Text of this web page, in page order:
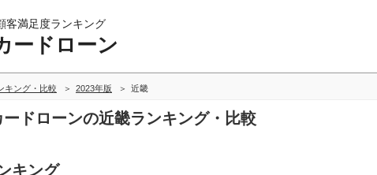
客満足度ランキング
ードローン
キング・比較 2023年版 近畿
ードローンの近畿ランキング・比較
キング